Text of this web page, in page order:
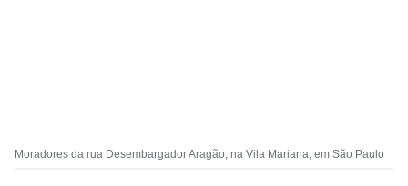
Moradores da rua Desembargador Aragão, na Vila Mariana, em São Paulo